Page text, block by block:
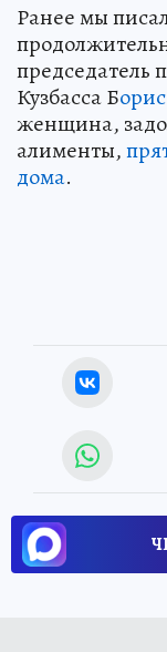
Ранее мы
председатель
Кузбасса Б
женщина,
алименты,
дома.